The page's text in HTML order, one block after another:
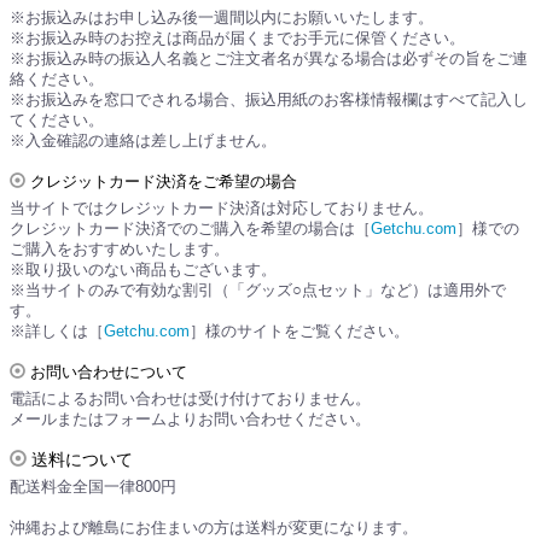
※お振込みはお申し込み後一週間以内にお願いいたします。
※お振込み時のお控えは商品が届くまでお手元に保管ください。
※お振込み時の振込人名義とご注文者名が異なる場合は必ずその旨をご連
絡ください。
※お振込みを窓口でされる場合、振込用紙のお客様情報欄はすべて記入し
てください。
※入金確認の連絡は差し上げません。
クレジットカード決済をご希望の場合
当サイトではクレジットカード決済は対応しておりません。
クレジットカード決済でのご購入を希望の場合は［Getchu.com ］様での
ご購入をおすすめいたします。
※取り扱いのない商品もございます。
※当サイトのみで有効な割引（「グッズ○点セット」など）は適用外で
す。
※詳しくは［Getchu.com ］様のサイトをご覧ください。
お問い合わせについて
電話によるお問い合わせは受け付けておりません。
メールまたはフォームよりお問い合わせください。
送料について
配送料金全国一律800円
沖縄および離島にお住まいの方は送料が変更になります。